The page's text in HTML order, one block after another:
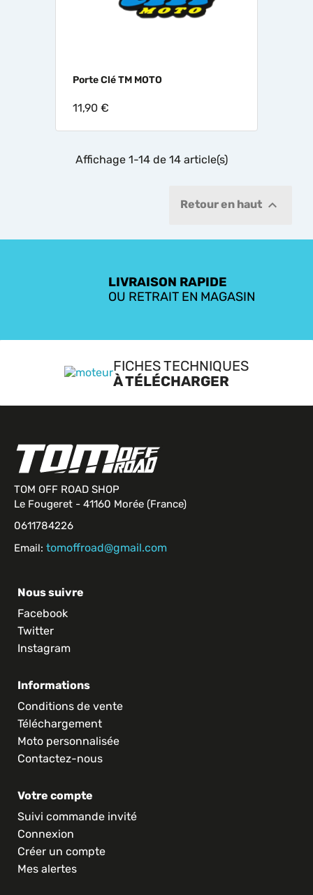
Porte Clé TM MOTO
11,90 €
Affichage 1-14 de 14 article(s)
Retour en haut 
LIVRAISON RAPIDE
OU RETRAIT EN MAGASIN
FICHES TECHNIQUES
À TÉLÉCHARGER
Informations
Conditions de vente
Téléchargement
Moto personnalisée
Contactez-nous
Votre compte
Suivi commande invité
Connexion
Créer un compte
Mes alertes
Nous suivre
Facebook
Twitter
Instagram
TOM OFF ROAD SHOP
Le Fougeret - 41160 Morée (France)
0611784226
Email: tomoffroad@gmail.com